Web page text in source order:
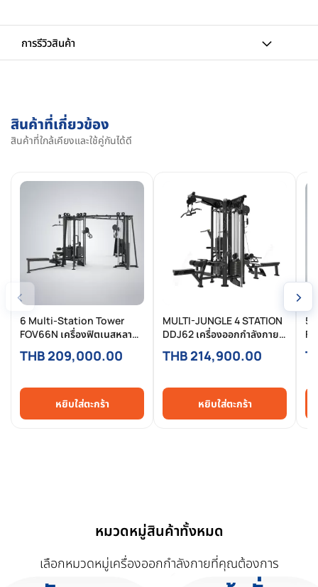
การรีวิวสินค้า
สินค้าที่เกี่ยวข้อง
สินค้าที่ใกล้เคียงและใช้คู่กันได้ดี
‹
6 Multi-Station Tower
FOV66N เครื่องฟิตเนสหลาย
สถานี 6 สถานี Commercial
Grade
THB 209,000.00
หยิบใส่ตะกร้า
MULTI-JUNGLE 4 STATION
DDJ62 เครื่องออกกำลังกาย
รวมสายเคเบิล Commercial
สำหรับฟิตเนสมืออาชีพ
THB 214,900.00
หยิบใส่ตะกร้า
5
›
หมวดหมู่สินค้าทั้งหมด
เลือกหมวดหมู่เครื่องออกกำลังกายที่คุณต้องการ